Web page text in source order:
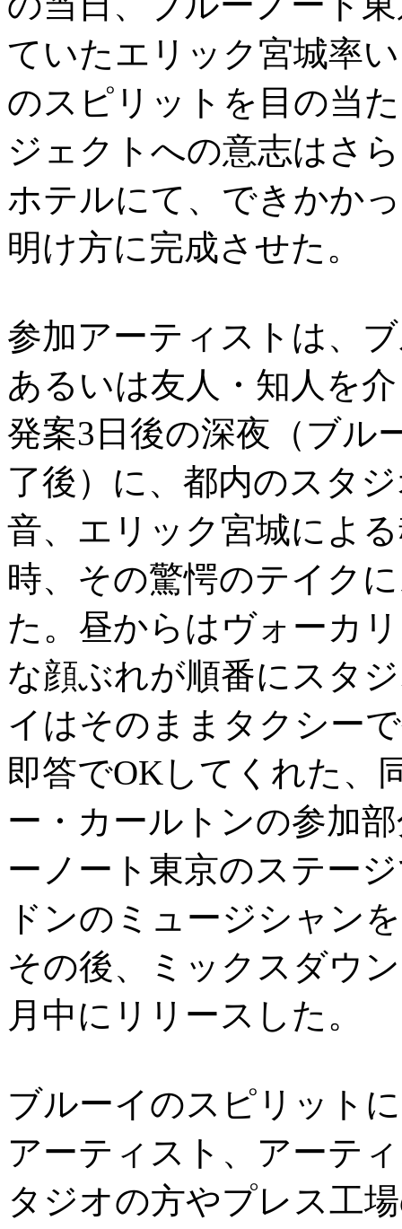
ていたエリック宮城率
のスピリットを目の当
ジェクトへの意志はさ
ホテルにて、できかか
明け方に完成させた。
参加アーティストは、
あるいは友人・知人を
発案3日後の深夜（ブル
了後）に、都内のスタ
音、エリック宮城によ
時、その驚愕のテイク
た。昼からはヴォーカ
な顔ぶれが順番にスタ
イはそのままタクシー
即答でOKしてくれた、
ー・カールトンの参加
ーノート東京のステー
ドンのミュージシャン
その後、ミックスダウ
月中にリリースした。
ブルーイのスピリット
アーティスト、アーテ
タジオの方やプレス工